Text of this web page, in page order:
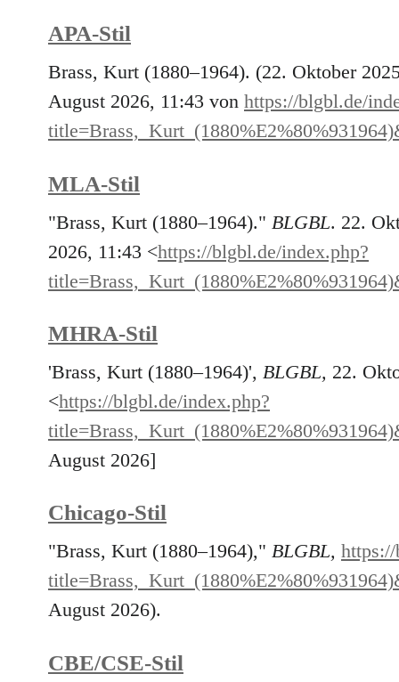
APA-Stil
Brass, Kurt (1880–1964). (22. Oktober
August 2026, 11:43 von https://blgbl.de/
MLA-Stil
"Brass, Kurt (1880–1964)." BLGBL. 22.
2026, 11:43 <https://blgbl.de/index.php?
MHRA-Stil
'Brass, Kurt (1880–1964)', BLGBL, 22.
<https://blgbl.de/index.php?
August 2026]
Chicago-Stil
"Brass, Kurt (1880–1964)," BLGBL,
August 2026).
CBE/CSE-Stil